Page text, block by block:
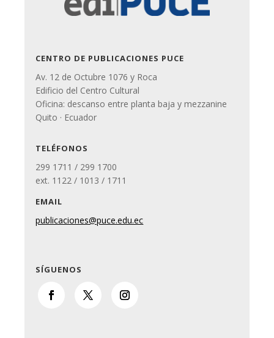
CENTRO DE PUBLICACIONES PUCE
Av. 12 de Octubre 1076 y Roca
Edificio del Centro Cultural
Oficina: descanso entre planta baja y mezzanine
Quito · Ecuador
TELÉFONOS
299 1711 / 299 1700
ext. 1122 / 1013 / 1711
EMAIL
publicaciones@puce.edu.ec
SÍGUENOS